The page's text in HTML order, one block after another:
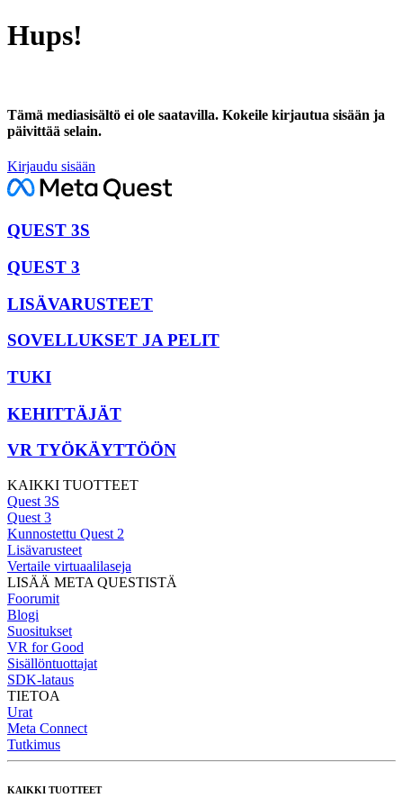
Hups!
Tämä mediasisältö ei ole saatavilla. Kokeile kirjautua sisään ja
päivittää selain.
Kirjaudu sisään
QUEST 3S
QUEST 3
LISÄVARUSTEET
SOVELLUKSET JA PELIT
TUKI
KEHITTÄJÄT
VR TYÖKÄYTTÖÖN
KAIKKI TUOTTEET
Quest 3S
Quest 3
Kunnostettu Quest 2
Lisävarusteet
Vertaile virtuaalilaseja
LISÄÄ META QUESTISTÄ
Foorumit
Blogi
Suositukset
VR for Good
Sisällöntuottajat
SDK-lataus
TIETOA
Urat
Meta Connect
Tutkimus
KAIKKI TUOTTEET